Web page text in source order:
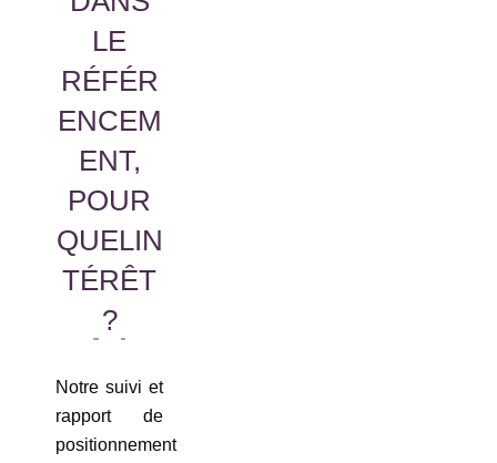
LE
RÉFÉR
ENCEM
ENT,
POUR
QUELIN
TÉRÊT
?
Notre suivi et
rapport de
positionnement